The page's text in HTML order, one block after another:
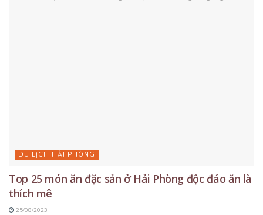
DU LỊCH HẢI PHÒNG
Top 25 món ăn đặc sản ở Hải Phòng độc đáo ăn là
thích mê
25/08/2023